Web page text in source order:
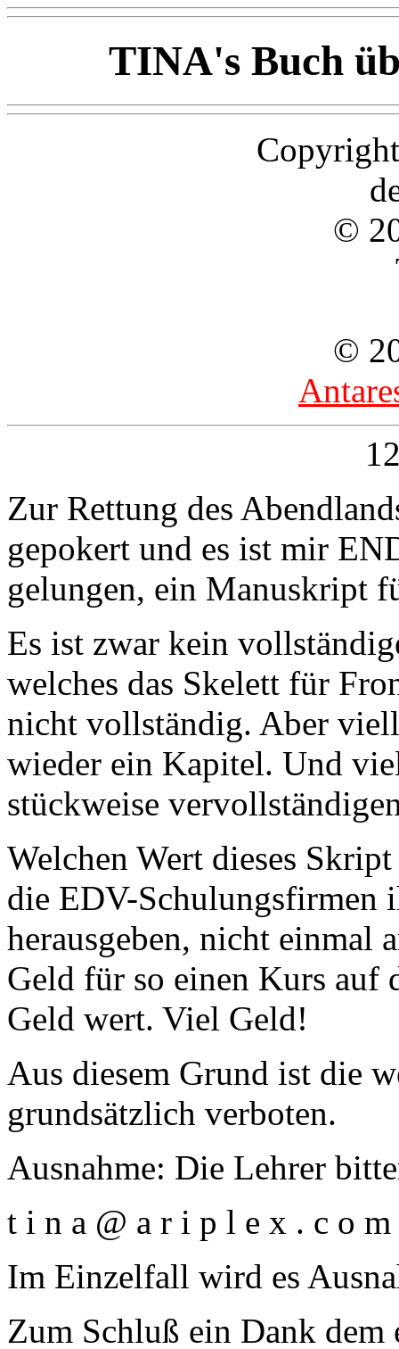
TINA's Buch
©
©
Zur Rettung des
gepokert und es ist mir
gelungen, ein Manuskript
Es ist zwar kein
welches das Skelett für
nicht vollständig. Aber
wieder ein Kapitel. Und
stückweise
Welchen Wert dieses
die EDV-Schulungsfirmen
herausgeben, nicht einmal
Geld für so einen Kurs auf
Geld wert. Viel Geld!
Aus diesem Grund ist die
grundsätzlich verboten.
Ausnahme: Die Lehrer
t i n a @ a r i p l e x . c o m
Im Einzelfall wird es
Zum Schluß ein Dank dem